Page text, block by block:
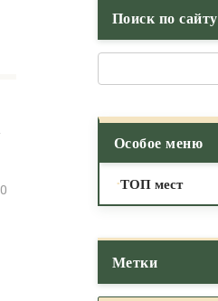
0
Поиск по сайту
Особое меню
ТОП мест
Метки